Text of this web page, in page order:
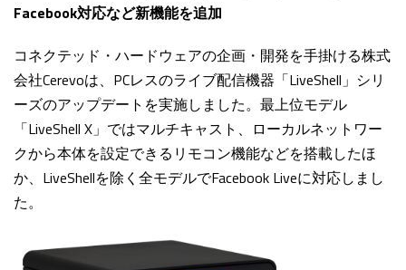
Facebook対応など新機能を追加
コネクテッド・ハードウェアの企画・開発を手掛ける株式
会社Cerevoは、PCレスのライブ配信機器「LiveShell」シリ
ーズのアップデートを実施しました。最上位モデル
「LiveShell X」ではマルチキャスト、ローカルネットワー
クから本体を設定できるリモコン機能などを搭載したほ
か、LiveShellを除く全モデルでFacebook Liveに対応しまし
た。